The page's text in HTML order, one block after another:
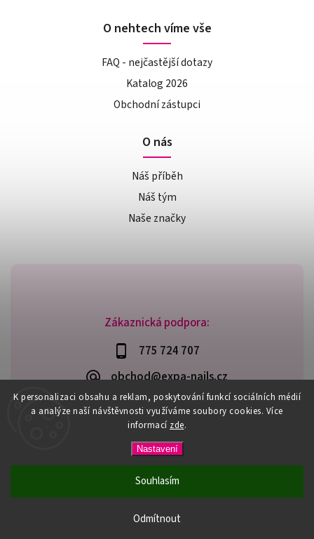
K personalizaci obsahu a reklam, poskytování funkcí sociálních médií
a analýze naší návštěvnosti využíváme soubory cookies. Více
informací zde.
Nastavení
Odmítnout
Souhlasím
PŘI NÁKUPU NAD 600,- MÁTE DOPRAVU ZDARMA / DÁREK K
NÁKUPU! VYBERTE SI HO PŘI OBJEDNÁVCE NAD 1500,- NEBO
Zákaznická podpora:
775 724 707
obchod@expa-nails.cz
O nehtech víme vše
FAQ - nejčastější dotazy
Katalog 2026
Obchodní zástupci
O nás
Náš příběh
Náš tým
Naše značky
Expanails.cz. Všechna práva vyhrazena.
Upravit nastavení cookies
VytvořilShoptet | Design